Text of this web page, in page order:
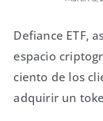
Defiance ETF,
espacio
ciento de los
adquirir un